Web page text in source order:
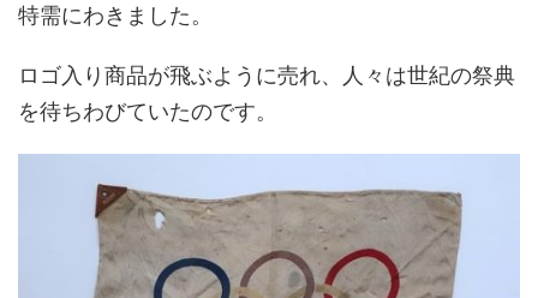
特需にわきました。
ロゴ入り商品が飛ぶように売れ、人々は世紀の祭典
を待ちわびていたのです。